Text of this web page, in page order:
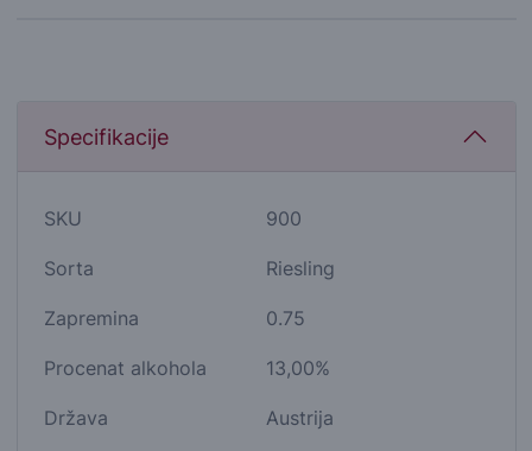
Specifikacije
SKU 900
Sorta Riesling
Zapremina 0.75
Procenat alkohola 13,00%
Država Austrija